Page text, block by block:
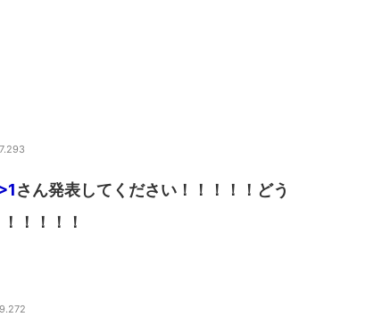
さん発表してください！！！！！どう
！！！！